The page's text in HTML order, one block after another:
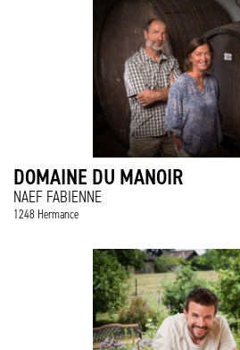
DOMAINE DU MANOIR
NAEF FABIENNE
1248 Hermance